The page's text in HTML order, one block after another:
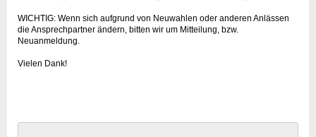
WICHTIG: Wenn sich aufgrund von Neuwahlen oder anderen Anlässen
die Ansprechpartner ändern, bitten wir um Mitteilung, bzw.
Neuanmeldung.
Vielen Dank!